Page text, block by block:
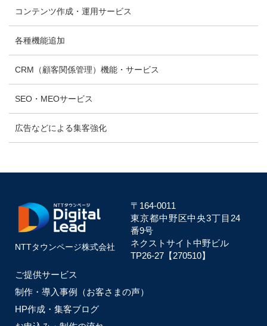
コンテンツ作成・運用サービス
各種機能追加
CRM（顧客関係管理）機能・サービス
SEO・MEOサービス
広告などによる集客強化
NTTタウンページ株式会社
ご提供サービス
制作・導入事例（お客さまの声）
HP作成・集客ブログ
〒164-0011
東京都中野区中央3丁目24
番9号
ネクストサイト中野ビル
TP26-27【270510】